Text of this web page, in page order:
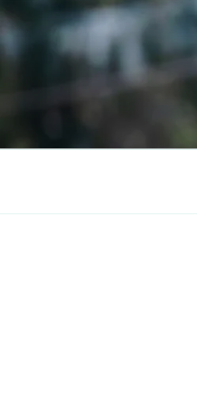
Zum
Inhalt
springen